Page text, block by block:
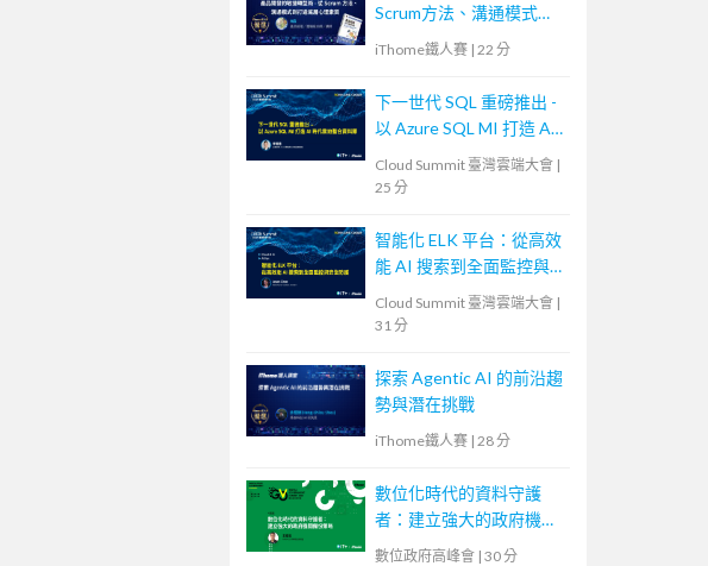
Scrum方法、溝通模式到
打造底層心理素質
iThome鐵人賽 | 22 分
下一世代 SQL 重磅推出 -
以 Azure SQL MI 打造 AI
時代雲地整合資料庫
Cloud Summit 臺灣雲端大會 |
25 分
智能化 ELK 平台：從高效
能 AI 搜索到全面監控與
Cloud Summit 臺灣雲端大會 |
31 分
探索 Agentic AI 的前沿趨
勢與潛在挑戰
iThome鐵人賽 | 28 分
數位化時代的資料守護
者：建立強大的政府機關
備份策略
數位政府高峰會 | 30 分